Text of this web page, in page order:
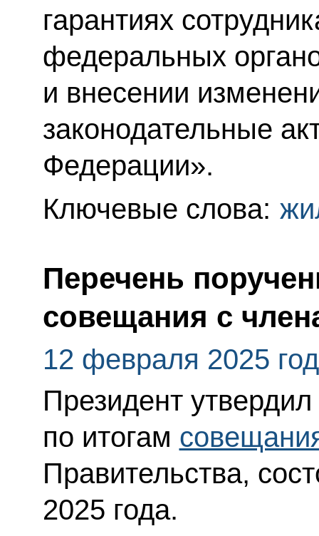
гарантиях
федеральных
и внесении
законодательные
Федерации».
Ключевые слова:
Перечень
совещания с
12 февраля 2025
Президент
по итогам
Правительства,
2025 года.